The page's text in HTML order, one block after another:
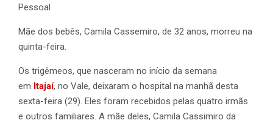
Pessoal
Mãe dos bebês, Camila Cassemiro, de 32 anos, morreu na
quinta-feira.
Os trigêmeos, que nasceram no início da semana
em Itajaí, no Vale, deixaram o hospital na manhã desta
sexta-feira (29). Eles foram recebidos pelas quatro irmãs
e outros familiares. A mãe deles, Camila Cassimiro da